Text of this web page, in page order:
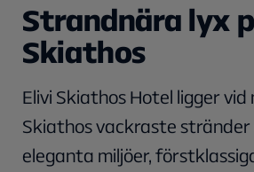
Strandnära lyx
Skiathos
Elivi Skiathos Hotel ligger vid
Skiathos vackraste stränder
eleganta miljöer,